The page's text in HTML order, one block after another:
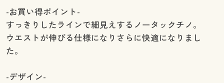
-お買い得ポイント-
すっきりしたラインで細見えするノータックチノ。
ウエストが伸びる仕様になりさらに快適になりまし
た。
-デザイン-